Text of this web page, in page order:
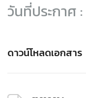
วันที่ประกาศ :
ดาวน์โหลดเอกสาร